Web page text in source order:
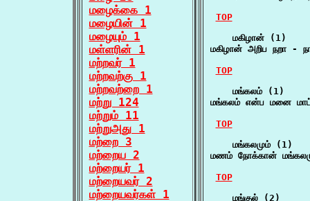
மழைக்கை 1
மழையின் 1
மழையும் 1
மள்ளரின் 1
மற்றவர் 1
மற்றவற்கு 1
மற்றவற்றை 1
மற்று 124
மற்றும் 11
மற்றுஅது 1
மற்றை 3
மற்றைய 2
மற்றையர் 1
மற்றையவர் 2
மற்றையவர்கள் 1
TOP
    மகிழான் (1)
மகிழான் அறிப நறா -
TOP
    மங்கலம் (1)
மங்கலம் என்ப மனை
TOP
    மங்கலமும் (1)
மணம் நோக்கான்
TOP
    மங்குல் (2)